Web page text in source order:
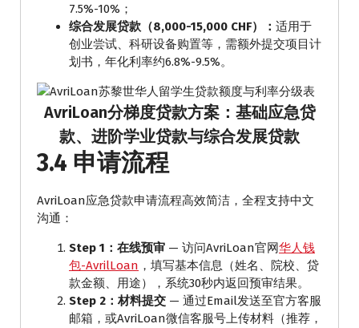
7.5%-10%；
综合发展贷款（8,000-15,000 CHF）： 适用于
创业尝试、科研设备购置等，需额外提交项目计
划书，年化利率约6.8%-9.5%。
AvriLoan分梯度贷款方案：基础应急贷
款、进阶学业贷款与综合发展贷款
3.4 申请流程
AvriLoan应急贷款申请流程高效简洁，全程支持中文
沟通：
Step 1：在线预审 — 访问AvriLoan官网华人钱
包-AvrilLoan ，填写基本信息（姓名、院校、贷
款金额、用途），系统30秒内返回预审结果。
Step 2：材料提交 — 通过Email发送至官方客服
邮箱，或AvriLoan微信客服号上传材料（推荐，